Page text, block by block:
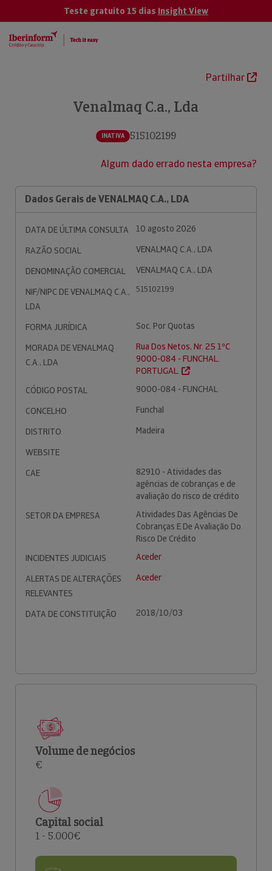
Teste gratuito 15 dias Insight View
Partilhar
Venalmaq C.a., Lda
INATIVA 515102199
Algum dado errado nesta empresa?
Dados Gerais de VENALMAQ C.A., LDA
DATA DE ÚLTIMA CONSULTA
10 agosto 2026
RAZÃO SOCIAL
VENALMAQ C.A., LDA
DENOMINAÇÃO COMERCIAL
VENALMAQ C.A., LDA
NIF/NIPC DE VENALMAQ C.A.,
LDA
515102199
FORMA JURÍDICA
Soc. Por Quotas
MORADA DE VENALMAQ
C.A., LDA
Rua Dos Netos, Nr. 25 1ºC
9000-084 - FUNCHAL.
PORTUGAL.
CÓDIGO POSTAL
9000-084 - FUNCHAL
CONCELHO
Funchal
DISTRITO
Madeira
WEBSITE
CAE
82910 - Atividades das
agências de cobranças e de
avaliação do risco de crédito
SETOR DA EMPRESA
Atividades Das Agências De
Cobranças E De Avaliação Do
Risco De Crédito
INCIDENTES JUDICIAIS
Aceder
ALERTAS DE ALTERAÇÕES
RELEVANTES
Aceder
DATA DE CONSTITUIÇÃO 2018/10/03
Volume de negócios
€
Capital social
1 - 5.000€